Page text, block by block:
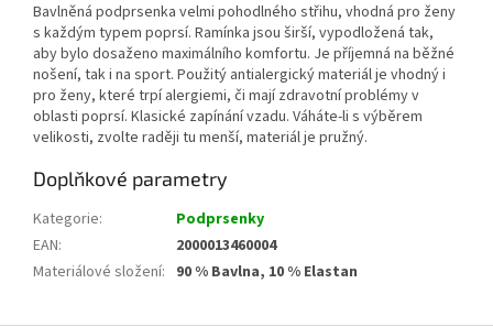
Bavlněná podprsenka velmi pohodlného střihu, vhodná pro ženy
s každým typem poprsí. Ramínka jsou širší, vypodložená tak,
aby bylo dosaženo maximálního komfortu. Je příjemná na běžné
nošení, tak i na sport. Použitý antialergický materiál je vhodný i
pro ženy, které trpí alergiemi, či mají zdravotní problémy v
oblasti poprsí. Klasické zapínání vzadu. Váháte-li s výběrem
velikosti, zvolte raději tu menší, materiál je pružný.
Doplňkové parametry
Kategorie:
Podprsenky
EAN:
2000013460004
Materiálové složení: 90 % Bavlna, 10 % Elastan